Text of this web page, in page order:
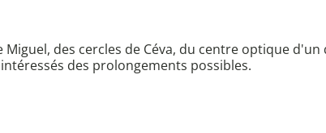
des cercles de Céva, du centre optique
des prolongements possibles.